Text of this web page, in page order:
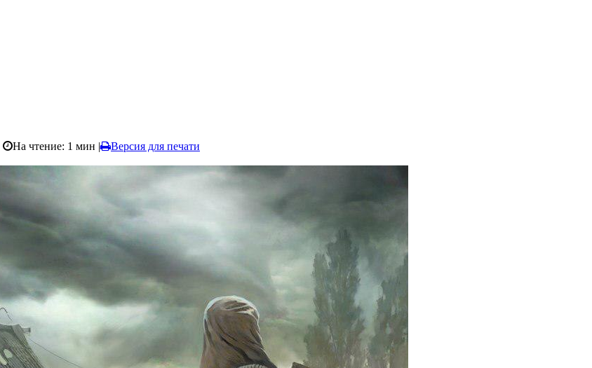
На чтение: 1 мин |
Версия для печати